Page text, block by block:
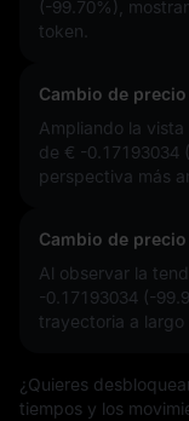
(-99.70%)
,
token.
Cambio de
Ampliando la
de € -0.17193034
perspectiva más
Cambio de
Al observar la
-0.17193034 (-
trayectoria a largo
¿Quieres
tiempos y los